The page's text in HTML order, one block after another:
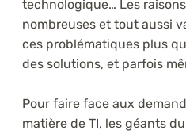
technologique… Les
nombreuses et tout aussi
ces problématiques plus
des solutions, et parfois
Pour faire face aux
matière de TI, les géants